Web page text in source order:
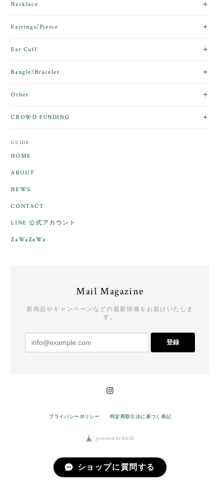
Necklace
Earrings/Pierce
Ear Cuff
Bangle/Bracelet
Other
CROWD FUNDING
GUIDE
HOME
ABOUT
NEWS
CONTACT
LINE 公式アカウント
ZaWaZaWa
Mail Magazine
新商品やキャンペーンなどの最新情報をお届けいたしま
す。
登録
プライバシーポリシー 特定商取引法に基づく表記
powered by BASE
ショップに質問する